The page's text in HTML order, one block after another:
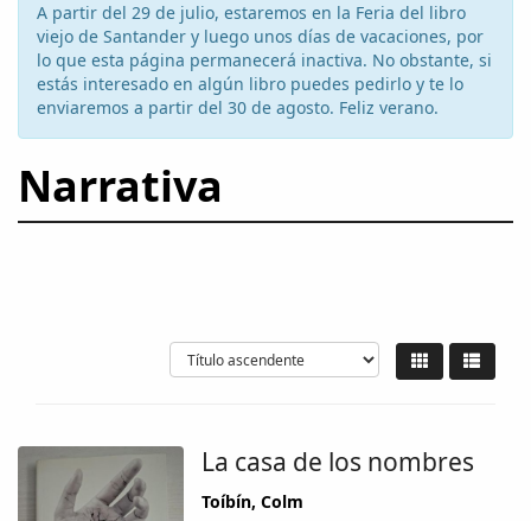
A partir del 29 de julio, estaremos en la Feria del libro
viejo de Santander y luego unos días de vacaciones, por
lo que esta página permanecerá inactiva. No obstante, si
estás interesado en algún libro puedes pedirlo y te lo
enviaremos a partir del 30 de agosto. Feliz verano.
Narrativa
La casa de los nombres
Toíbín, Colm